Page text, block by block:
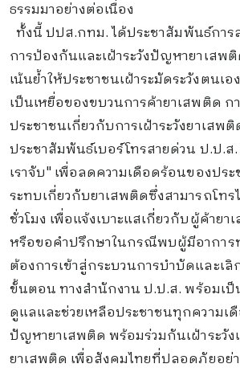
ธรรมมาอย่างต่อเนื่อง
ทั้งนี้ ปปส.กทม. ได้ประชาสัมพันธ์การ
การป้องกันและเฝ้าระวังปัญหายาเสพ
เน้นย้ำให้ประชาชนเฝ้าระมัดระวังตนเ
เป็นเหยื่อของขบวนการค้ายาเสพติด ก
ประชาชนเกี่ยวกับการเฝ้าระวังยาเสพ
ประชาสัมพันธ์เบอร์โทรสายด่วน ป.ป.ส
เราจับ" เพื่อลดความเดือดร้อนของปร
ระทบเกี่ยวกับยาเสพติดซึ่งสามารถโท
ชั่วโมง เพื่อแจ้งเบาะแสเกี่ยวกับผู้ค้าย
หรือขอคำปรึกษาในกรณีพบผู้มีอาการ
ต้องการเข้าสู่กระบวนการบำบัดและเ
ขั้นตอน ทางสำนักงาน ป.ป.ส. พร้อมเ
ดูแลและช่วยเหลือประชาชนทุกความเ
ปัญหายาเสพติด พร้อมร่วมกันเฝ้าระวั
ยาเสพติด เพื่อสังคมไทยที่ปลอดภัยอย่